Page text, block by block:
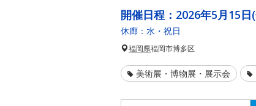
開催日程： 2026年5月15
休廊：水・祝日
福岡県福岡市博多区
美術展・博物展・展示会